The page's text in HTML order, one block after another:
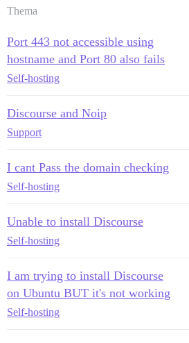
Thema
Port 443 not accessible using
hostname and Port 80 also fails
Self-hosting
Discourse and Noip
Support
I cant Pass the domain checking
Self-hosting
Unable to install Discourse
Self-hosting
I am trying to install Discourse
on Ubuntu BUT it's not working
Self-hosting